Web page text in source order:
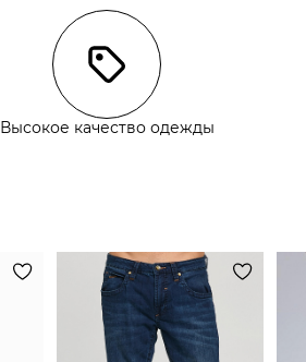
Высокое качество одежды